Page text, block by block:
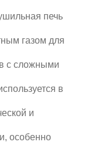
печь
газом для
с сложными
в
и
особенно